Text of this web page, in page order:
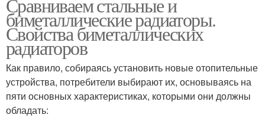
Сравниваем стальные и
биметаллические радиаторы.
Свойства биметаллических
радиаторов
Как правило, собираясь установить новые отопительные
устройства, потребители выбирают их, основываясь на
пяти основных характеристиках, которыми они должны
обладать: